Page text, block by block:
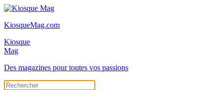
KiosqueMag.com
Kiosque
Mag
Des magazines pour toutes vos passions